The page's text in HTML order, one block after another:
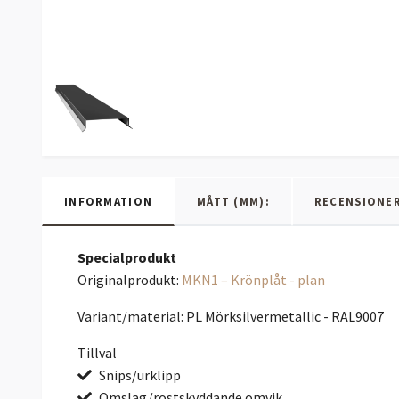
INFORMATION MÅTT (MM):
Specialprodukt
Originalprodukt: MKN1 – Krönplåt - plan
Variant/material: PL Mörksilvermetallic - RAL9007
Tillval
Snips/urklipp